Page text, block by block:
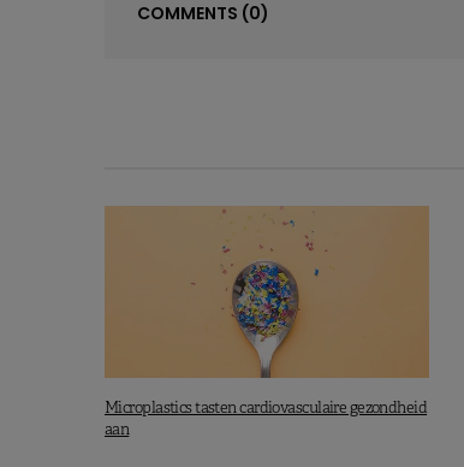
COMMENTS (0)
Microplastics tasten cardiovasculaire gezondheid
aan